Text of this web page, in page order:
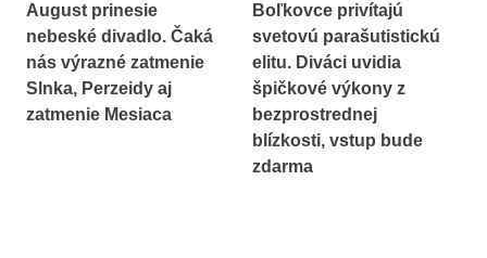
August prinesie
nebeské divadlo. Čaká
nás výrazné zatmenie
Slnka, Perzeidy aj
zatmenie Mesiaca
Boľkovce privítajú
svetovú parašutistickú
elitu. Diváci uvidia
špičkové výkony z
bezprostrednej
blízkosti, vstup bude
zdarma